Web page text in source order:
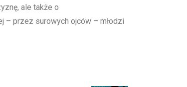
ale także o
– przez surowych ojców – młodzi